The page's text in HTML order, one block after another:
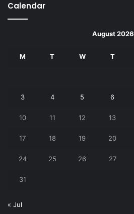
Calendar
August 2026
M T W T
3 4 5 6
10 11 12 13
17 18 19 20
24 25 26 27
31
« Jul